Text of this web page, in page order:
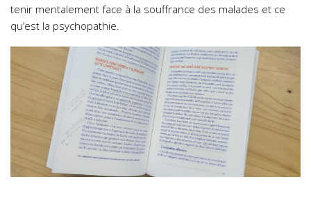
tenir mentalement face à la souffrance des malades et ce
qu’est la psychopathie.